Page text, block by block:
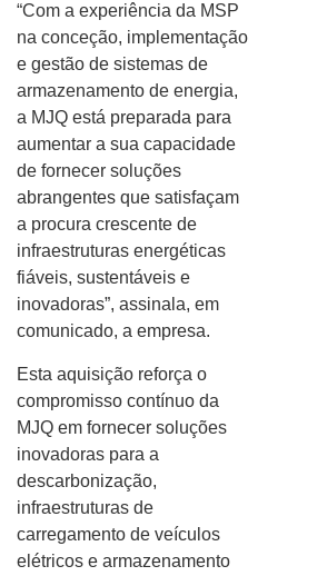
“Com a experiência da MSP
na conceção, implementação
e gestão de sistemas de
armazenamento de energia,
a MJQ está preparada para
aumentar a sua capacidade
de fornecer soluções
abrangentes que satisfaçam
a procura crescente de
infraestruturas energéticas
fiáveis, sustentáveis e
inovadoras”, assinala, em
comunicado, a empresa.
Esta aquisição reforça o
compromisso contínuo da
MJQ em fornecer soluções
inovadoras para a
descarbonização,
infraestruturas de
carregamento de veículos
elétricos e armazenamento